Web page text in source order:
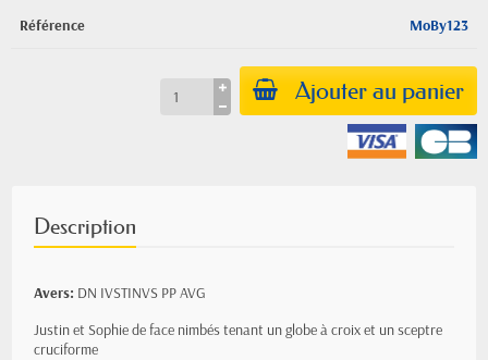
Référence MoBy123
Ajouter au panier
Description
Avers: DN IVSTINVS PP AVG
Justin et Sophie de face nimbés tenant un globe à croix et un sceptre
cruciforme